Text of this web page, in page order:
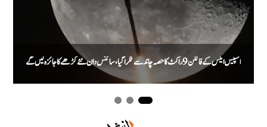
اسپیس ایکس کے فالکن 9 راکٹ کا حصہ چاند سے ٹکرا گیا، سائنس دان نئے گڑھے کا جائزہ لیں گے